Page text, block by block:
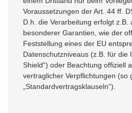
Voraussetzungen der Art. 44 ff.
D.h. die Verarbeitung erfolgt z.B.
besonderer Garantien, wie der
Feststellung eines der EU
Datenschutzniveaus (z.B. für die
Shield“) oder Beachtung offiziell
vertraglicher Verpflichtungen (so
„Standardvertragsklauseln“).